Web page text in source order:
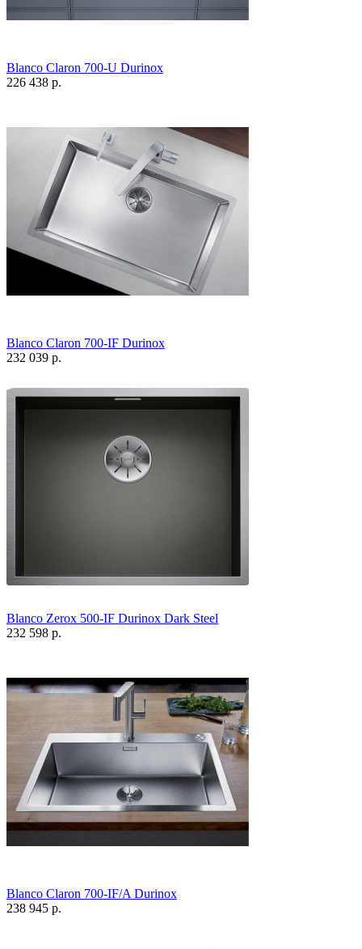
Blanco Claron 700-U Durinox
226 438 р.
Blanco Claron 700-IF Durinox
232 039 р.
Blanco Zerox 500-IF Durinox Dark Steel
232 598 р.
Blanco Claron 700-IF/A Durinox
238 945 р.